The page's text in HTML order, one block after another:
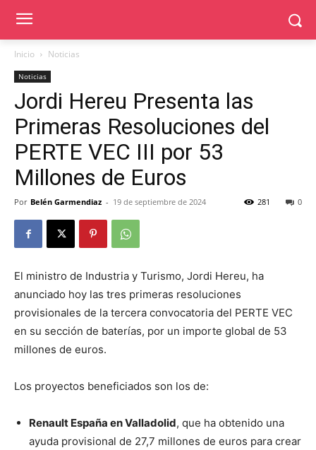
Inicio Noticias
Noticias
Jordi Hereu Presenta las
Primeras Resoluciones del
PERTE VEC III por 53
Millones de Euros
Por Belén Garmendiaz - 19 de septiembre de 2024 0
281
El ministro de Industria y Turismo, Jordi Hereu, ha
anunciado hoy las tres primeras resoluciones
provisionales de la tercera convocatoria del PERTE VEC
en su sección de baterías, por un importe global de 53
millones de euros.
Los proyectos beneficiados son los de:
Renault España en Valladolid, que ha obtenido una
ayuda provisional de 27,7 millones de euros para crear